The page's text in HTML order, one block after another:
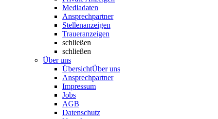
Mediadaten
Ansprechpartner
Stellenanzeigen
Traueranzeigen
schließen
schließen
Über uns
ÜbersichtÜber uns
Ansprechpartner
Impressum
Jobs
AGB
Datenschutz